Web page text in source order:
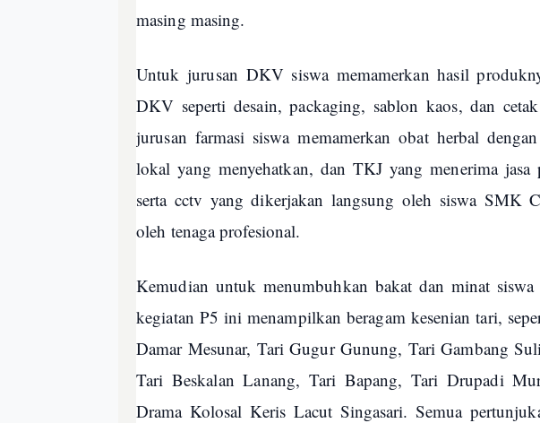
masing masing.
Untuk jurusan DKV siswa memamerkan hasil
DKV seperti desain, packaging, sablon kaos, dan
jurusan farmasi siswa memamerkan obat herbal
lokal yang menyehatkan, dan TKJ yang menerima jasa
serta cctv yang dikerjakan langsung oleh siswa SMK
oleh tenaga profesional.
Kemudian untuk menumbuhkan bakat dan minat
kegiatan P5 ini menampilkan beragam kesenian tari,
Damar Mesunar, Tari Gugur Gunung, Tari Gambang
Tari Beskalan Lanang, Tari Bapang, Tari Drupadi
Drama Kolosal Keris Lacut Singasari. Semua